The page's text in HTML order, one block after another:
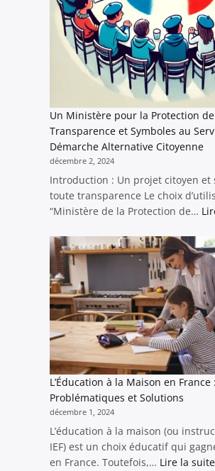
des
professionnels
de
l’enfance
Un Ministère pour la Protection de
Transparence et Symboles au
Démarche Alternative Citoyenne
décembre 2, 2024
Introduction : Un projet citoyen et
toute transparence Le choix
“Ministère de la Protection de…
L’Éducation à la Maison en France
Problématiques et Solutions
décembre 1, 2024
L’éducation à la maison (ou
IEF) est un choix éducatif qui
en France. Toutefois,… Lire la suite: